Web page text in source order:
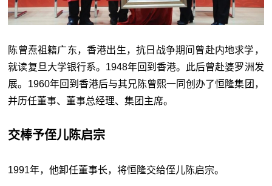
陈曾焘祖籍广东，香港出生，抗日战争期间曾赴内地求学，
就读复旦大学银行系。1948年回到香港。此后曾赴婆罗洲发
展。1960年回到香港后与其兄陈曾熙一同创办了恒隆集团，
并历任董事、董事总经理、集团主席。
交棒予侄儿陈启宗
1991年，他卸任董事长，将恒隆交给侄儿陈启宗。